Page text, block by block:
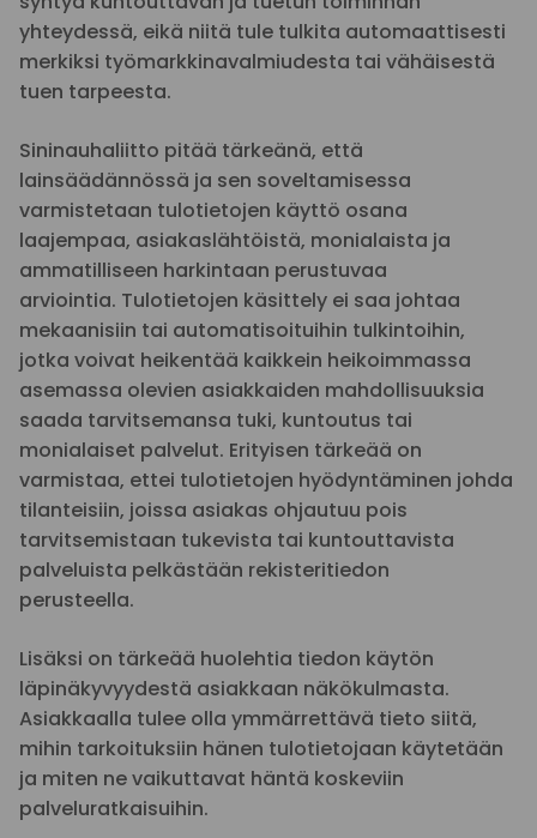
yhteydessä, eikä niitä tule tulkita automaattisesti
merkiksi työmarkkinavalmiudesta tai vähäisestä
tuen tarpeesta.
Sininauhaliitto pitää tärkeänä, että
lainsäädännössä ja sen soveltamisessa
varmistetaan tulotietojen käyttö osana
laajempaa, asiakaslähtöistä, monialaista ja
ammatilliseen harkintaan perustuvaa
arviointia. Tulotietojen käsittely ei saa johtaa
mekaanisiin tai automatisoituihin tulkintoihin,
jotka voivat heikentää kaikkein heikoimmassa
asemassa olevien asiakkaiden mahdollisuuksia
saada tarvitsemansa tuki, kuntoutus tai
monialaiset palvelut. Erityisen tärkeää on
varmistaa, ettei tulotietojen hyödyntäminen johda
tilanteisiin, joissa asiakas ohjautuu pois
tarvitsemistaan tukevista tai kuntouttavista
palveluista pelkästään rekisteritiedon
perusteella.
Lisäksi on tärkeää huolehtia tiedon käytön
läpinäkyvyydestä asiakkaan näkökulmasta.
Asiakkaalla tulee olla ymmärrettävä tieto siitä,
mihin tarkoituksiin hänen tulotietojaan käytetään
ja miten ne vaikuttavat häntä koskeviin
palveluratkaisuihin.